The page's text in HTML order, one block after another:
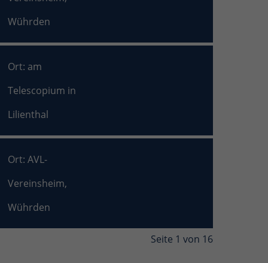
Wührden
Ort: am
Telescopium in
Lilienthal
Ort: AVL-
Vereinsheim,
Wührden
Seite 1 von 16